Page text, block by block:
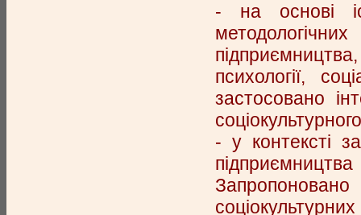
- на основі
психології,
застосовано
- у контексті